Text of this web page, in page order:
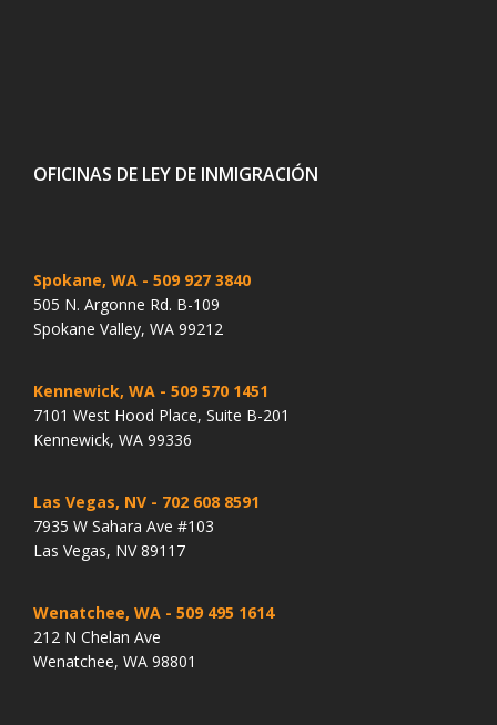
OFICINAS DE LEY DE INMIGRACIÓN
Spokane, WA - 509 927 3840
505 N. Argonne Rd. B-109
Spokane Valley, WA 99212
Kennewick, WA - 509 570 1451
7101 West Hood Place, Suite B-201
Kennewick, WA 99336
Las Vegas, NV - 702 608 8591
7935 W Sahara Ave #103
Las Vegas, NV 89117
Wenatchee, WA - 509 495 1614
212 N Chelan Ave
Wenatchee, WA 98801